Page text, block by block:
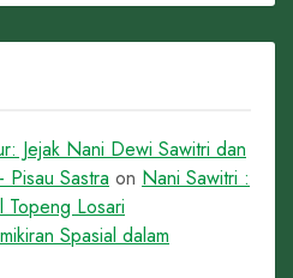
Jejak Nani Dewi Sawitri dan
Pisau Sastra on Nani Sawitri :
Topeng Losari
Spasial dalam